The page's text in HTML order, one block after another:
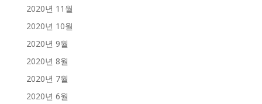
2020년 11월
2020년 10월
2020년 9월
2020년 8월
2020년 7월
2020년 6월